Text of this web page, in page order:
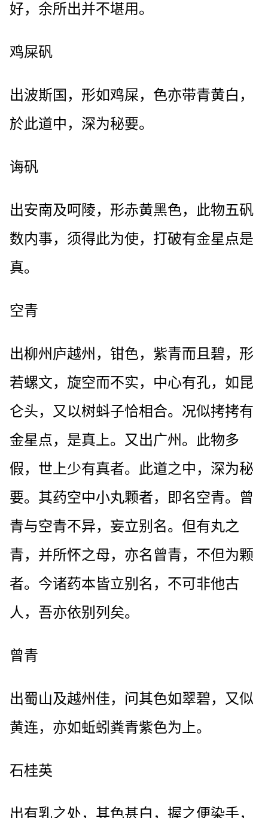
好，余所出并不堪用。
鸡屎矾
出波斯国，形如鸡屎，色亦带青黄白，
於此道中，深为秘要。
诲矾
出安南及呵陵，形赤黄黑色，此物五矾
数内事，须得此为使，打破有金星点是
真。
空青
出柳州庐越州，钳色，紫青而且碧，形
若螺文，旋空而不实，中心有孔，如昆
仑头，又以树蚪子恰相合。况似拷拷有
金星点，是真上。又出广州。此物多
假，世上少有真者。此道之中，深为秘
要。其药空中小丸颗者，即名空青。曾
青与空青不异，妄立别名。但有丸之
青，并所怀之母，亦名曾青，不但为颗
者。今诸药本皆立别名，不可非他古
人，吾亦依别列矣。
曾青
出蜀山及越州佳，问其色如翠碧，又似
黄连，亦如蚯蚓粪青紫色为上。
石桂英
出有乳之处，其色甚白，握之便染手，